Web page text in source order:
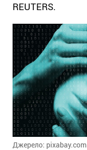
REUTERS.
Джерело: pixabay.com